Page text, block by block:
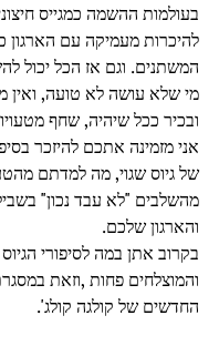
בעולמות ההשמה כמגייס
להיכרות מעמיקה עם הארגון
המשתנים. וגם אז הכל יכול
מי שלא עושה לא טועה, ואין
ובכיר ככל שיהיה, שחף
אני מזמינה אתכם להיזכר
של גיוס שגוי, מה למדתם
מהשלבים "לא עבד נכון"
והארגון שלכם.
בקרוב אתן במה לסיפורי
והמוצלחים פחות ,וזאת
החדשים של קולגה קולג'.